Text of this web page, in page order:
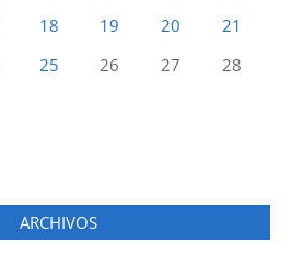
18 19 20
21
25 26 27
28
ARCHIVOS